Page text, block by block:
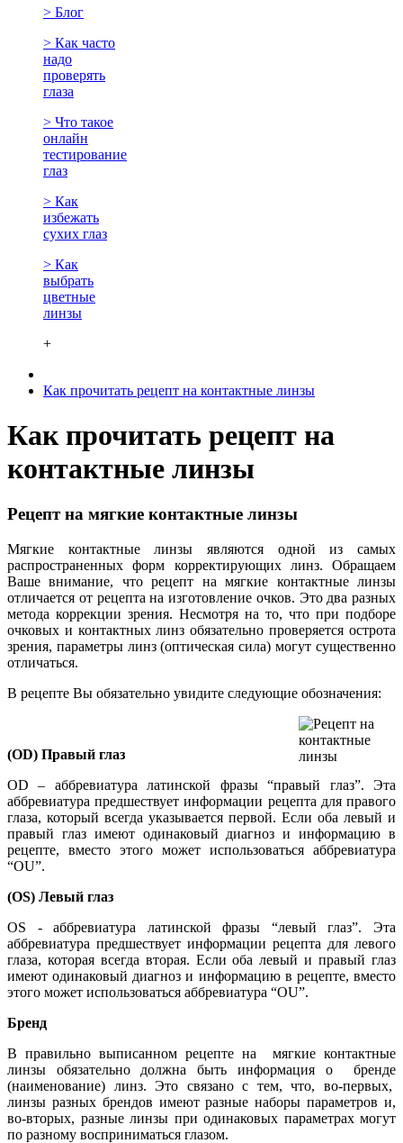
> Блог
> Как часто
надо
проверять
глаза
> Что такое
онлайн
тестирование
глаз
> Как
избежать
сухих глаз
> Как
выбрать
цветные
линзы
+
Как прочитать рецепт на контактные линзы
Как прочитать рецепт на
контактные линзы
Рецепт на мягкие контактные линзы
Мягкие контактные линзы являются одной из самых
распространенных форм корректирующих линз. Обращаем
Ваше внимание, что рецепт на мягкие контактные линзы
отличается от рецепта на изготовление очков. Это два разных
метода коррекции зрения. Несмотря на то, что при подборе
очковых и контактных линз обязательно проверяется острота
зрения, параметры линз (оптическая сила) могут существенно
отличаться.
В рецепте Вы обязательно увидите следующие обозначения:
(OD) Правый глаз
OD – аббревиатура латинской фразы “правый глаз”. Эта
аббревиатура предшествует информации рецепта для правого
глаза, который всегда указывается первой. Если оба левый и
правый глаз имеют одинаковый диагноз и информацию в
рецепте, вместо этого может использоваться аббревиатура
“OU”.
(OS) Левый глаз
OS - аббревиатура латинской фразы “левый глаз”. Эта
аббревиатура предшествует информации рецепта для левого
глаза, которая всегда вторая. Если оба левый и правый глаз
имеют одинаковый диагноз и информацию в рецепте, вместо
этого может использоваться аббревиатура “OU”.
Бренд
В правильно выписанном рецепте на мягкие контактные
линзы обязательно должна быть информация о бренде
(наименование) линз. Это связано с тем, что, во-первых,
линзы разных брендов имеют разные наборы параметров и,
во-вторых, разные линзы при одинаковых параметрах могут
по разному восприниматься глазом.